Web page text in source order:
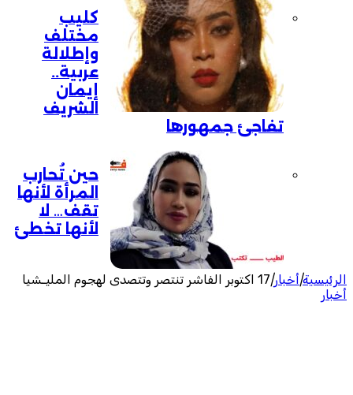
كليب
مختلف
وإطلالة
عربية..
إيمان
الشريف
تفاجئ جمهورها
حين تُحارب
المرأة لأنها
تقف… لا
لأنها تخطئ
الرئيسية|أخبار|17 اكتوبر الفاشر تنتصر وتتصدى لهجوم المليـشيا
أخبار